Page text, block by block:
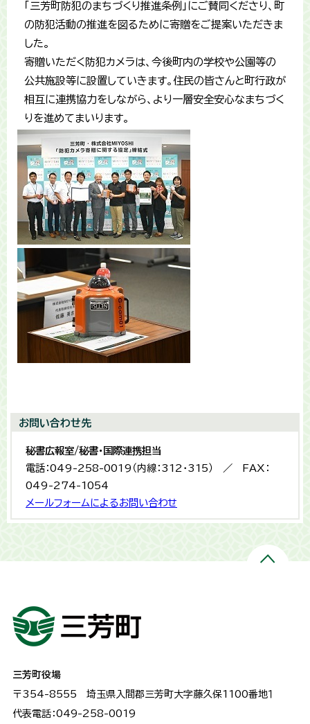
「三芳町防犯のまちづくり推進条例」にご賛同くださり、町
の防犯活動の推進を図るために寄贈をご提案いただきま
した。
寄贈いただく防犯カメラは、今後町内の学校や公園等の
公共施設等に設置していきます。住民の皆さんと町行政が
相互に連携協力をしながら、より一層安全安心なまちづく
りを進めてまいります。
お問い合わせ先
秘書広報室/秘書・国際連携担当
電話：049-258-0019（内線：312・315） ／ FAX：
049-274-1054
メールフォームによるお問い合わせ
三芳町役場
〒354-8555 埼玉県入間郡三芳町大字藤久保1100番地１
代表電話：049-258-0019